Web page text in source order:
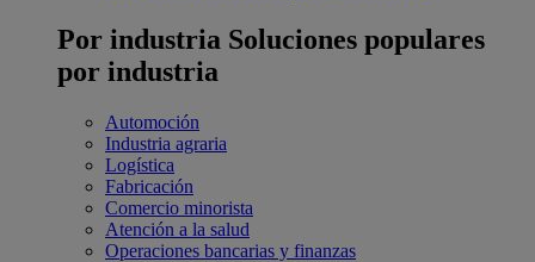
Por industria Soluciones populares
por industria
Automoción
Industria agraria
Logística
Fabricación
Comercio minorista
Atención a la salud
Operaciones bancarias y finanzas